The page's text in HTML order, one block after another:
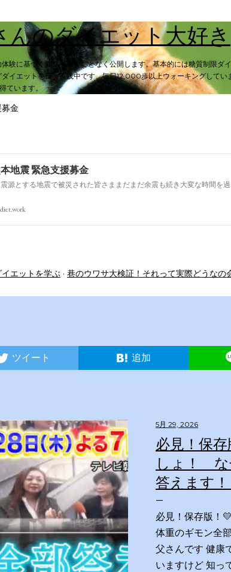
んのダイエット大好き
験に基づく知見を余すことなく公開します。基本的には糖質制限ダ
イエットを日々実践中です、毎日12,000歩以上ウォーキングしてい
ています。
金
地震 緊急支援募金
エットを学ぶ 巷のウワサ大検証！それって実際どうなの
ツイート 追加
5月 29, 2026
必見！保
しょ！ な
答えます
必見！保存版！
体重のギモン全
父さんです 健康
いますけど 知っ